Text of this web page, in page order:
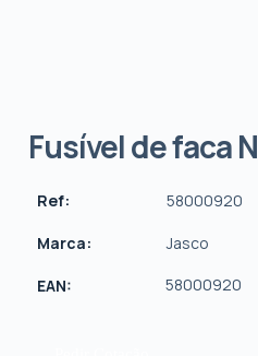
Fusível de faca
Ref: 58000920
Marca: Jasco
EAN: 58000920